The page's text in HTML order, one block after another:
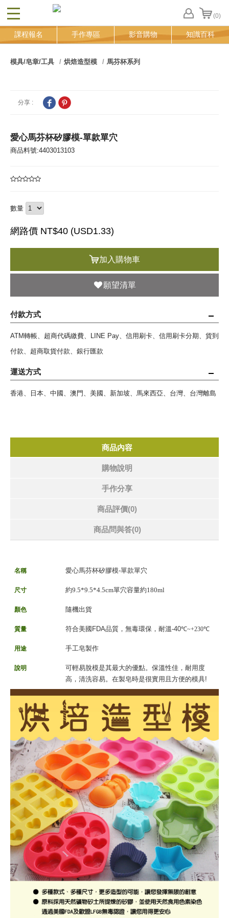
CLOSE (0)
FB
登
課程報名 手作專區 影音購物 知識百科
模具/皂章/工具 烘焙造型模 馬芬杯系列
分享 :
愛心馬芬杯矽膠模-單款單穴
商品料號:4403013103
數量
網路價 NT$40 (USD1.33)
加入購物車
願望清單
付款方式
ATM轉帳、超商代碼繳費、LINE Pay、信用刷卡、信用刷卡分期、貨到
付款、超商取貨付款、銀行匯款
運送方式
香港、日本、中國、澳門、美國、新加坡、馬來西亞、台灣、台灣離島
商品內容
購物說明
手作分享
商品評價(0)
商品問與答(0)
名稱 愛心馬芬杯矽膠模-單款單穴
尺寸 約9.5*9.5*4.5cm單穴容量約180ml
顏色 隨機出貨
質量 符合美國FDA品質，無毒環保，耐溫-40℃~+230℃
用途 手工皂製作
說明
可輕易脫模是其最大的優點。保溫性佳，耐用度
高，清洗容易。在製皂時是很實用且方便的模具!